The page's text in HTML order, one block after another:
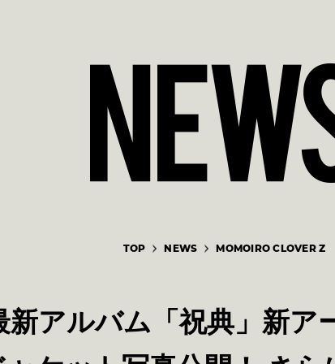
TOP NEWS MOMOIRO CLOVER Z
アルバム「祝典」新ア